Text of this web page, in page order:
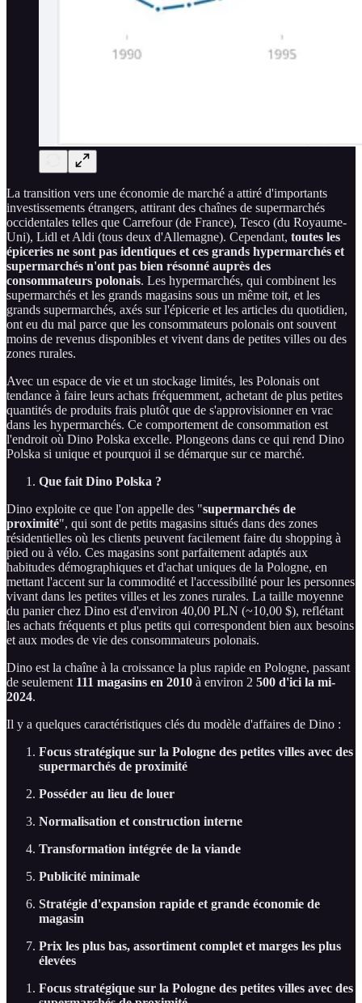
La transition vers une économie de marché a attiré d'importants
investissements étrangers, attirant des chaînes de supermarchés
occidentales telles que Carrefour (de France), Tesco (du Royaume-
Uni), Lidl et Aldi (tous deux d'Allemagne). Cependant, toutes les
épiceries ne sont pas identiques et ces grands hypermarchés et
supermarchés n'ont pas bien résonné auprès des
consommateurs polonais. Les hypermarchés, qui combinent les
supermarchés et les grands magasins sous un même toit, et les
grands supermarchés, axés sur l'épicerie et les articles du quotidien,
ont eu du mal parce que les consommateurs polonais ont souvent
moins de revenus disponibles et vivent dans de petites villes ou des
zones rurales.
Avec un espace de vie et un stockage limités, les Polonais ont
tendance à faire leurs achats fréquemment, achetant de plus petites
quantités de produits frais plutôt que de s'approvisionner en vrac
dans les hypermarchés. Ce comportement de consommation est
l'endroit où Dino Polska excelle. Plongeons dans ce qui rend Dino
Polska si unique et pourquoi il se démarque sur ce marché.
Que fait Dino Polska ?
Dino exploite ce que l'on appelle des "supermarchés de
proximité", qui sont de petits magasins situés dans des zones
résidentielles où les clients peuvent facilement faire du shopping à
pied ou à vélo. Ces magasins sont parfaitement adaptés aux
habitudes démographiques et d'achat uniques de la Pologne, en
mettant l'accent sur la commodité et l'accessibilité pour les personnes
vivant dans les petites villes et les zones rurales. La taille moyenne
du panier chez Dino est d'environ 40,00 PLN (~10,00 $), reflétant
les achats fréquents et plus petits qui correspondent bien aux besoins
et aux modes de vie des consommateurs polonais.
Dino est la chaîne à la croissance la plus rapide en Pologne, passant
de seulement 111 magasins en 2010 à environ 2 500 d'ici la mi-
2024.
Il y a quelques caractéristiques clés du modèle d'affaires de Dino :
Focus stratégique sur la Pologne des petites villes avec des
supermarchés de proximité
Posséder au lieu de louer
Normalisation et construction interne
Transformation intégrée de la viande
Publicité minimale
Stratégie d'expansion rapide et grande économie de
magasin
Prix les plus bas, assortiment complet et marges les plus
élevées
Focus stratégique sur la Pologne des petites villes avec des